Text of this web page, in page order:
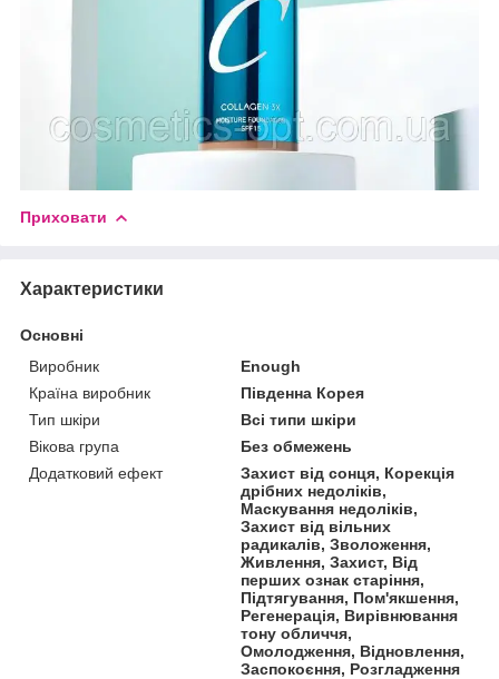
Приховати
Характеристики
Основні
Виробник
Enough
Країна виробник
Південна Корея
Тип шкіри
Всі типи шкіри
Вікова група
Без обмежень
Додатковий ефект
Захист від сонця, Корекція
дрібних недоліків,
Маскування недоліків,
Захист від вільних
радикалів, Зволоження,
Живлення, Захист, Від
перших ознак старіння,
Підтягування, Пом'якшення,
Регенерація, Вирівнювання
тону обличчя,
Омолодження, Відновлення,
Заспокоєння, Розгладження